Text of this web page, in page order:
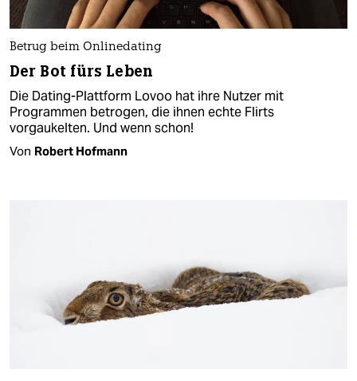
Betrug beim Onlinedating
Der Bot fürs Leben
Die Dating-Plattform Lovoo hat ihre Nutzer mit
Programmen betrogen, die ihnen echte Flirts
vorgaukelten. Und wenn schon!
Von Robert Hofmann